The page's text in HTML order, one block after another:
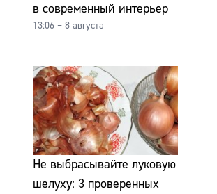
в современный интерьер
13:06 – 8 августа
Не выбрасывайте луковую
шелуху: 3 проверенных